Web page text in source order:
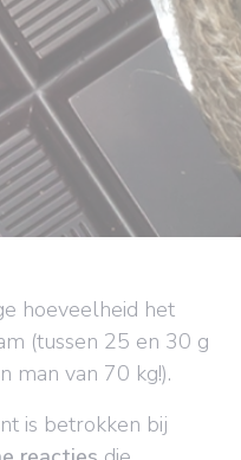
hoeveelheid het
(tussen 25 en 30 g
man van 70 kg!).
is betrokken bij